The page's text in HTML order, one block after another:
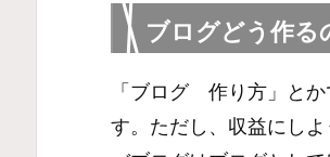
ブログどう作る
「ブログ 作り方」と
す。ただし、収益にし